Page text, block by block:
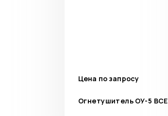
Цена по запросу
Огнетушитель ОУ-5 ВСЕ